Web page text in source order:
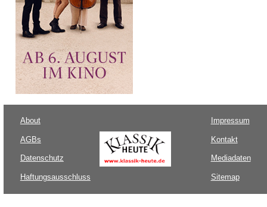
About
AGBs
Datenschutz
Haftungsausschluss
Impressum
Kontakt
Mediadaten
Sitemap